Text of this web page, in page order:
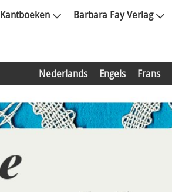
Kantboeken Barbara Fay Verlag
Nederlands Engels Frans